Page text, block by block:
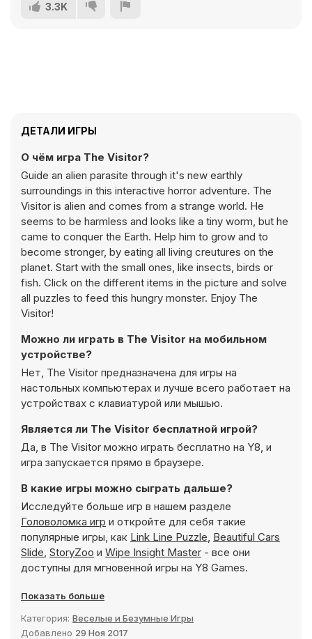
3.3K
ДЕТАЛИ ИГРЫ
О чём игра The Visitor?
Guide an alien parasite through it's new earthly
surroundings in this interactive horror adventure. The
Visitor is alien and comes from a strange world. He
seems to be harmless and looks like a tiny worm, but he
came to conquer the Earth. Help him to grow and to
become stronger, by eating all living creutures on the
planet. Start with the small ones, like insects, birds or
fish. Click on the different items in the picture and solve
all puzzles to feed this hungry monster. Enjoy The
Visitor!
Можно ли играть в The Visitor на мобильном
устройстве?
Нет, The Visitor предназначена для игры на
настольных компьютерах и лучше всего работает на
устройствах с клавиатурой или мышью.
Является ли The Visitor бесплатной игрой?
Да, в The Visitor можно играть бесплатно на Y8, и
игра запускается прямо в браузере.
В какие игры можно сыграть дальше?
Исследуйте больше игр в нашем разделе
Головоломка игр и откройте для себя такие
популярные игры, как Link Line Puzzle, Beautiful Cars
Slide, StoryZoo и Wipe Insight Master - все они
доступны для мгновенной игры на Y8 Games.
Показать больше
Категория: Веселые и Безумные Игры
Добавлено 29 Ноя 2017